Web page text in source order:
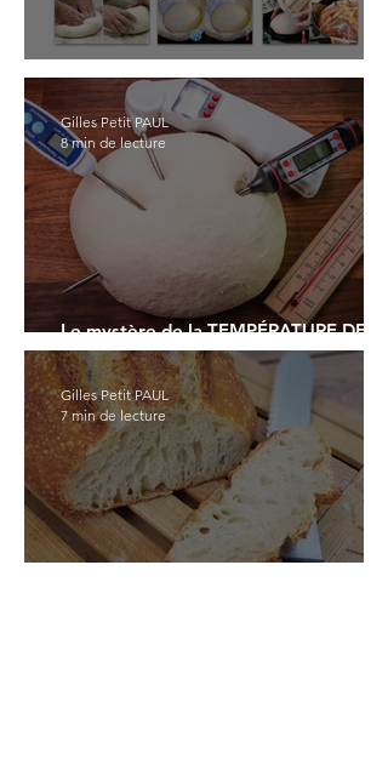
Un cours d'exception sur le pain
Le mystère de la TEMPÉRATURE DE
BASE (TB)
Gilles Petit PAUL
8 min de lecture
Gilles Petit PAUL
7 min de lecture